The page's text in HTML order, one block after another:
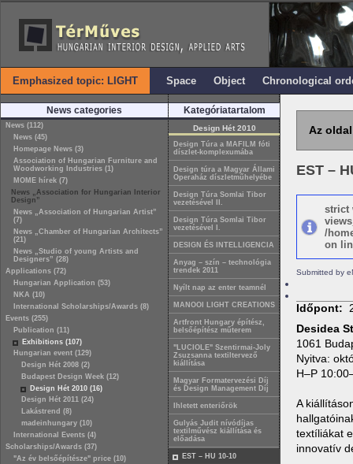
Emphasized topic: LIGHT Space Object Chronological
News categories
News (112)
News (45)
Homepage News (3)
Association of Hungarian Furniture and
Woodworking Industries (1)
MOME hírek (7)
News „Association for Hungarian Interior
Design”
News „Association of Hungarian Artist”
(7)
News „Chamber of Hungarian Architects”
(21)
News „Studio of young Artists and
Designers” (28)
Applications (72)
Hungarian Application (53)
NKA (10)
International Scholarships/Awards (8)
Events (255)
Publication (11)
Exhibitions (107)
Hungarian event (129)
Design Hét 2008 (2)
Budapest Design Week (12)
Design Hét 2010 (16)
Design Hét 2011 (24)
Lakástrend (8)
madeinhungary (10)
International Events (4)
Scholarships/Awards (37)
"Az év belsőépítésze" price (10)
Kategóriatartalom
Design Hét 2010
Design Túra a MAFILM fóti
díszlet-komplexumába
Design túra a Magyar Állami
Operaház díszletműhelyébe
Design Túra Somlai Tibor
vezetésével II.
Design Túra Somlai Tibor
vezetésével I.
DESIGN ÉS INTELLIGENCIA
Anyag – szín – technológia
trendek 2011
Nyílt nap az enter teamnél
MANOOI LIGHT CREATIONS
Artfront Hungary építész,
belsőépítész műterem
"LUCIOLE" Szentirmai-Joly
Zsuzsanna textiltervező
kiállítása
Magyar Formatervezési Díj
és Design Management Díj
Ihletett enteriőrök
Gulyás Judit nívódíjas
textilművész kiállítása és
előadása
EST – HU 10-10
Az
EST –
strict
/
on
Submitted by
Időpont:
Desidea
1061
Nyitva:
H–P
A
textíliákat
innovatív